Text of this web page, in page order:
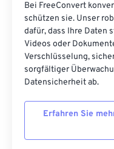
Bei FreeConvert
schützen sie. Unser
dafür, dass Ihre Daten
Videos oder
Verschlüsselung,
sorgfältiger
Datensicherheit ab.
Erfahren Sie